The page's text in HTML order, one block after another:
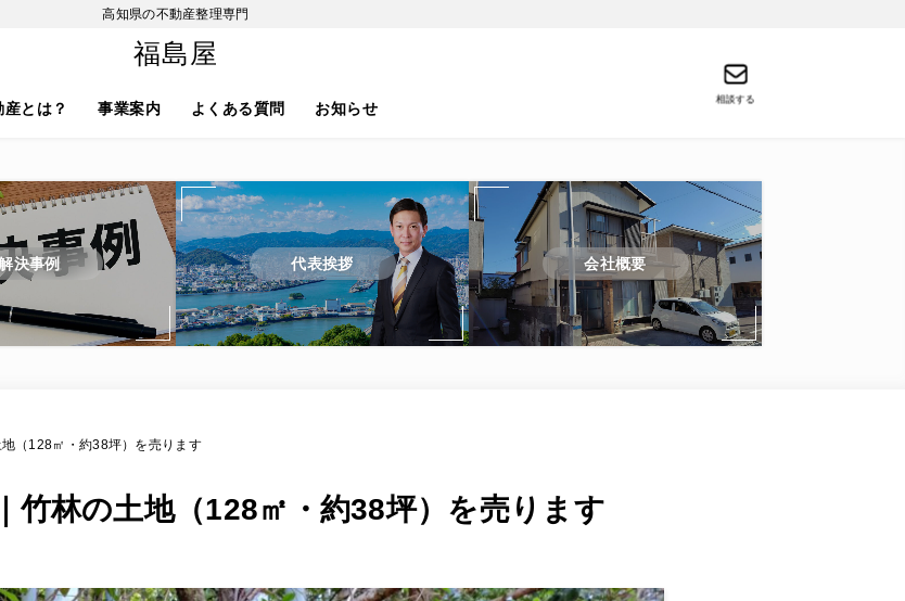
高知県の不動産整理専門
福島屋
産とは？ 事業案内 よくある質問 お知らせ
相談する
決事例 代表挨拶 会社概要
（128㎡・約38坪）を売ります
竹林の土地（128㎡・約38坪）を売ります